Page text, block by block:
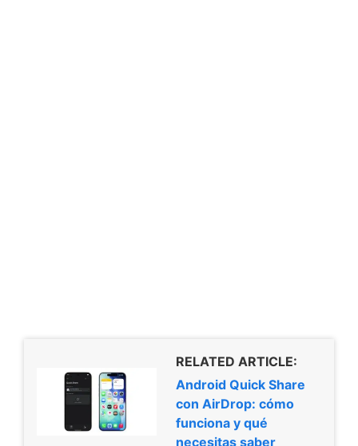
RELATED ARTICLE:
Android Quick Share
con AirDrop: cómo
funciona y qué
necesitas saber